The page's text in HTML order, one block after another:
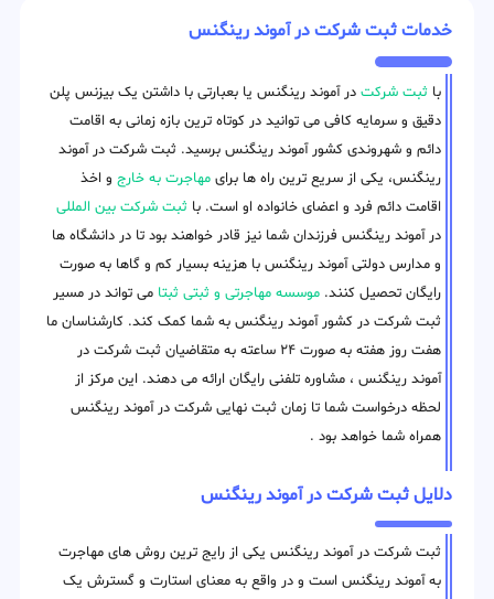
خدمات ثبت شرکت در آموند رینگنس
با ثبت شرکت در آموند رینگنس یا بعبارتی با داشتن یک بیزنس پلن
دقیق و سرمایه کافی می توانید در کوتاه ترین بازه زمانی به اقامت
دائم و شهروندی کشور آموند رینگنس برسید. ثبت شرکت در آموند
رینگنس، یکی از سریع ترین راه ها برای مهاجرت به خارج و اخذ
اقامت دائم فرد و اعضای خانواده او است. با ثبت شرکت بین المللی
در آموند رینگنس فرزندان شما نیز قادر خواهند بود تا در دانشگاه ها
و مدارس دولتی آموند رینگنس با هزینه بسیار کم و گاها به صورت
رایگان تحصیل کنند. موسسه مهاجرتی و ثبتی ثبتا می تواند در مسیر
ثبت شرکت در کشور آموند رینگنس به شما کمک کند. کارشناسان ما
هفت روز هفته به صورت ۲۴ ساعته به متقاضیان ثبت شرکت در
آموند رینگنس ، مشاوره تلفنی رایگان ارائه می دهند. این مرکز از
لحظه درخواست شما تا زمان ثبت نهایی شرکت در آموند رینگنس
همراه شما خواهد بود .
دلایل ثبت شرکت در آموند رینگنس
ثبت شرکت در آموند رینگنس یکی از رایج ترین روش های مهاجرت
به آموند رینگنس است و در واقع به معنای استارت و گسترش یک